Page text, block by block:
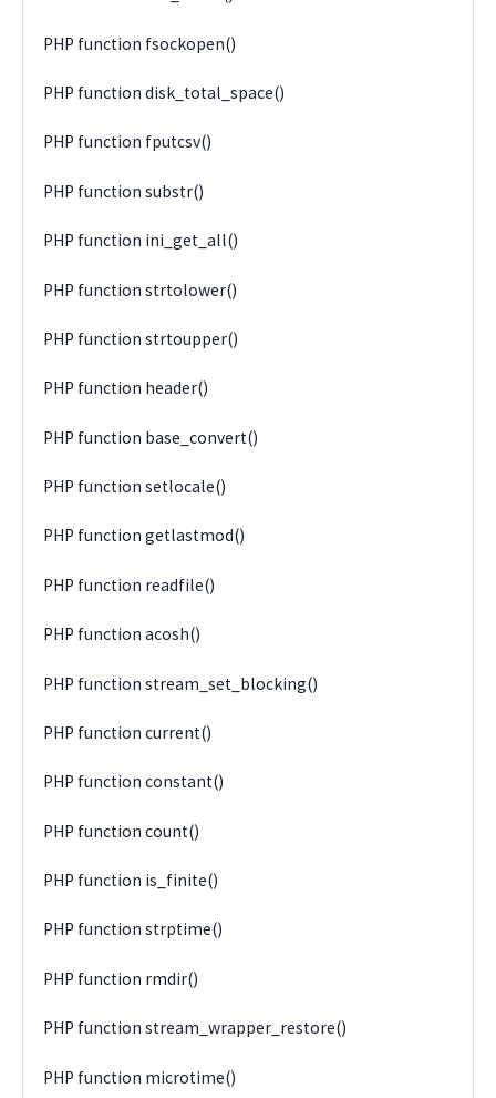
PHP function fsockopen()
PHP function disk_total_space()
PHP function fputcsv()
PHP function substr()
PHP function ini_get_all()
PHP function strtolower()
PHP function strtoupper()
PHP function header()
PHP function base_convert()
PHP function setlocale()
PHP function getlastmod()
PHP function readfile()
PHP function acosh()
PHP function stream_set_blocking()
PHP function current()
PHP function constant()
PHP function count()
PHP function is_finite()
PHP function strptime()
PHP function rmdir()
PHP function stream_wrapper_restore()
PHP function microtime()